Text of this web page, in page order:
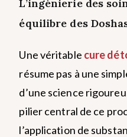
L’ingénierie des
équilibre des
Une véritable cure
résume pas à une
d’une science
pilier central de ce
l’application de